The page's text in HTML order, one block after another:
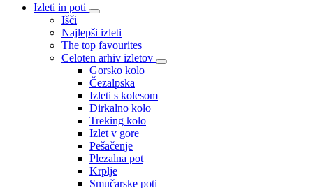
Izleti in poti
Išči
Najlepši izleti
The top favourites
Celoten arhiv izletov
Gorsko kolo
Čezalpska
Izleti s kolesom
Dirkalno kolo
Treking kolo
Izlet v gore
Pešačenje
Plezalna pot
Krplje
Smučarske poti